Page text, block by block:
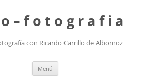
– f o t o g r a f i a
con Ricardo Carrillo de Albornoz
Menú